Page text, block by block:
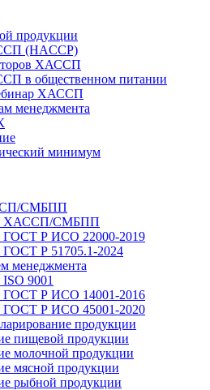
продукции
(HACCP)
ХАССП
в общественном питании
ХАССП
менеджмента
минимум
СМБПП
ХАССП/СМБПП
ГОСТ Р ИСО 22000-2019
ГОСТ Р 51705.1-2024
менеджмента
9001
ГОСТ Р ИСО 14001-2016
ГОСТ Р ИСО 45001-2020
продукции
пищевой продукции
молочной продукции
мясной продукции
рыбной продукции